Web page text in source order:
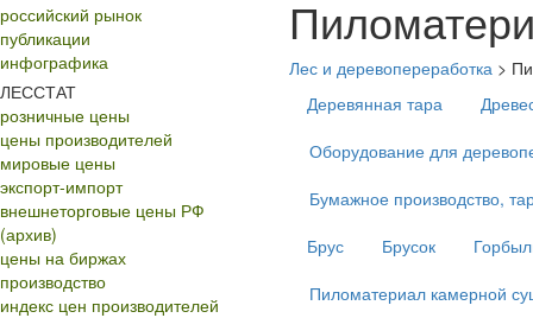
российский рынок
публикации
инфографика
ЛЕССТАТ
розничные цены
цены производителей
мировые цены
экспорт-импорт
внешнеторговые цены РФ
(архив)
цены на биржах
производство
индекс цен производителей
Лес и деревопереработка >
Деревянная тара
Оборудование для
Бумажное производство,
Брус
Брусок
Пиломатериал камерной